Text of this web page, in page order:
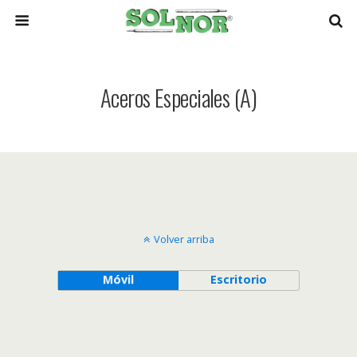
Aceros Especiales (A)
Volver arriba
Móvil Escritorio